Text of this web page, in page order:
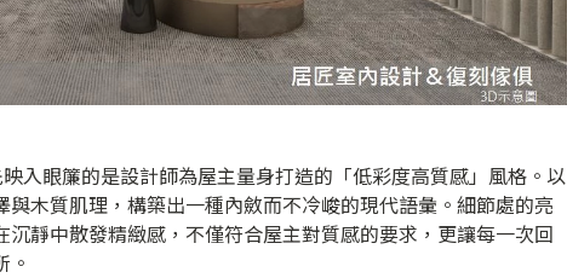
入眼簾的是設計師為屋主量身打造的「低彩度高質感」風格。以
木質肌理，構築出一種內斂而不冷峻的現代語彙。細節處的亮
靜中散發精緻感，不僅符合屋主對質感的要求，更讓每一次回
。